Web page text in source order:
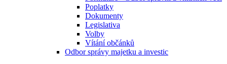
Poplatky
Dokumenty
Legislativa
Volby
Vítání občánků
Odbor správy majetku a investic